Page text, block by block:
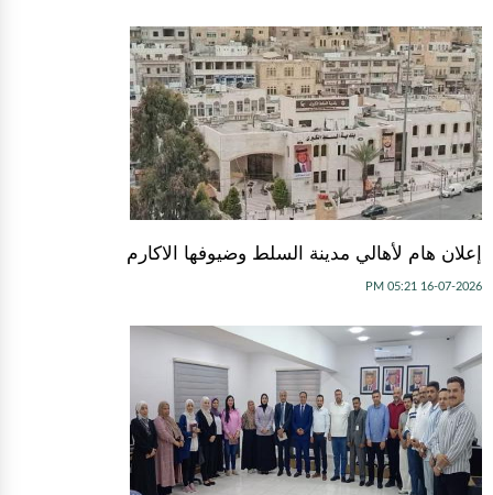
إعلان هام لأهالي مدينة السلط وضيوفها الاكارم
16-07-2026 05:21 PM